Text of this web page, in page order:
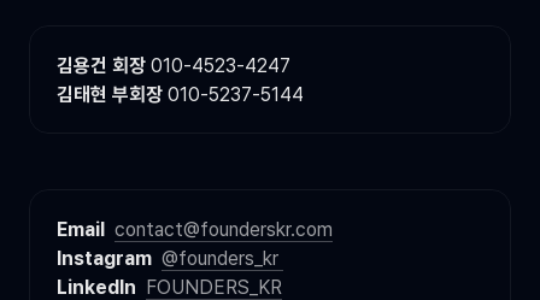
김용건 회장
김태현 부회장 010-5237-5144
Email contact@founderskr.com
Instagram @founders_kr
LinkedIn FOUNDERS_KR